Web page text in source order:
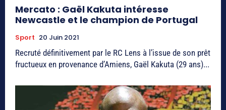
Mercato : Gaël Kakuta intéresse
Newcastle et le champion de Portugal
Sport 20 Juin 2021
Recruté définitivement par le RC Lens à l’issue de son prêt
fructueux en provenance d’Amiens, Gaël Kakuta (29 ans)...